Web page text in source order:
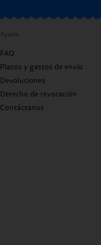
Ayuda
FAQ
Plazos y gastos de envío
Devoluciones
Derecho de revocación
Contáctanos